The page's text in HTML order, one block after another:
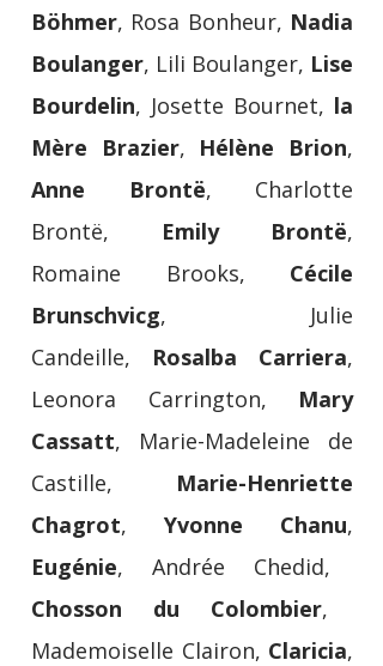
Böhmer, Rosa Bonheur, Nadia
Boulanger, Lili Boulanger, Lise
Bourdelin, Josette Bournet, la
Mère Brazier, Hélène Brion,
Anne Brontë, Charlotte
Brontë,
Emily Brontë,
Romaine Brooks, Cécile
Brunschvicg, Julie
Candeille, Rosalba Carriera,
Leonora Carrington, Mary
Cassatt, Marie-Madeleine de
Castille, Marie-Henriette
Chagrot, Yvonne Chanu,
Eugénie, Andrée Chedid,
Chosson du Colombier,
Mademoiselle Clairon, Claricia,